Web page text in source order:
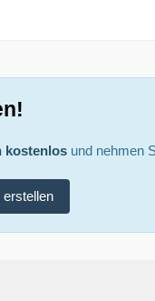
kostenlosund nehmen
erstellen